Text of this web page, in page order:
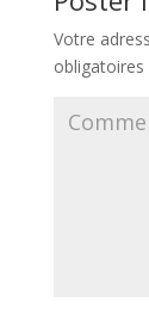
Votre